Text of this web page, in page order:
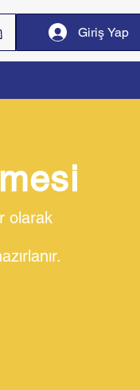
Giriş Yap
olarak